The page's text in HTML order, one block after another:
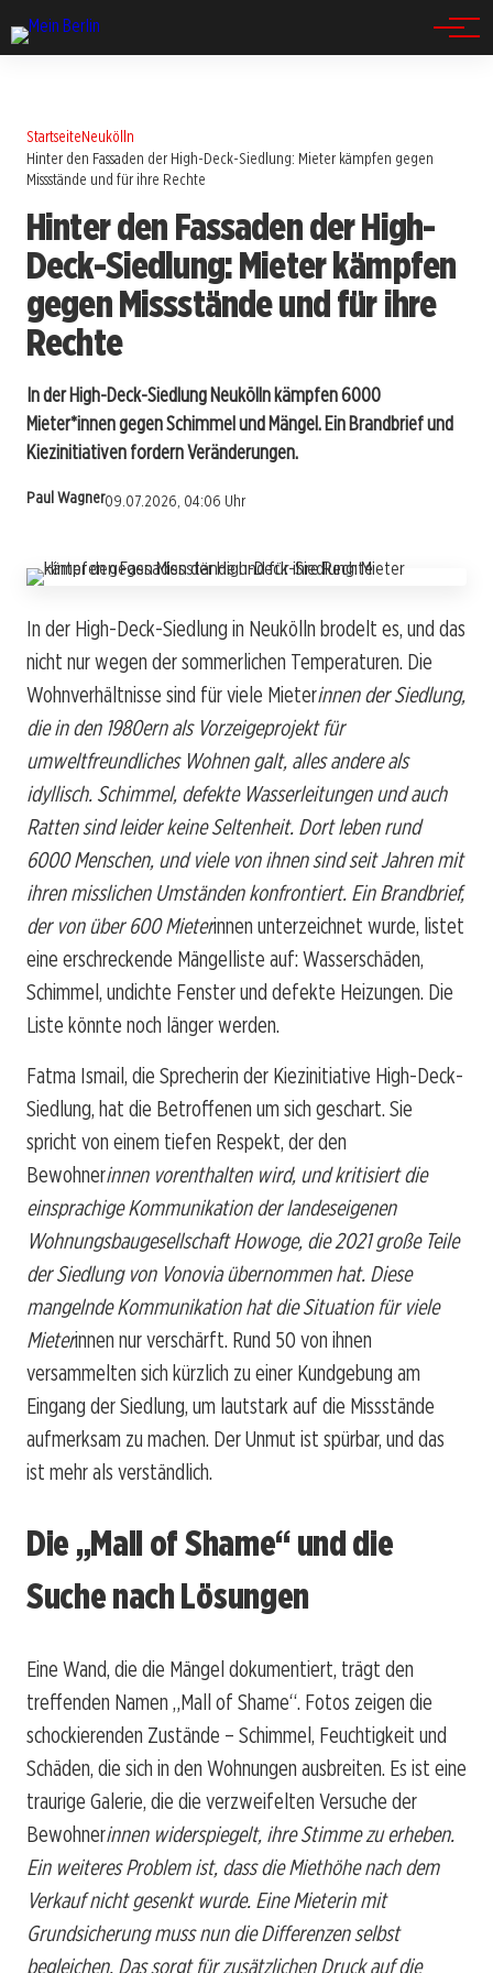
StartseiteNeukölln
Hinter den Fassaden der High-Deck-Siedlung: Mieter kämpfen gegen
Missstände und für ihre Rechte
Hinter den Fassaden der High-
Deck-Siedlung: Mieter kämpfen
gegen Missstände und für ihre
Rechte
In der High-Deck-Siedlung Neukölln kämpfen 6000
Mieter*innen gegen Schimmel und Mängel. Ein Brandbrief und
Kiezinitiativen fordern Veränderungen.
Paul Wagner09.07.2026, 04:06 Uhr
In der High-Deck-Siedlung in Neukölln brodelt es, und das
nicht nur wegen der sommerlichen Temperaturen. Die
Wohnverhältnisse sind für viele Mieterinnen der Siedlung,
die in den 1980ern als Vorzeigeprojekt für
umweltfreundliches Wohnen galt, alles andere als
idyllisch. Schimmel, defekte Wasserleitungen und auch
Ratten sind leider keine Seltenheit. Dort leben rund
6000 Menschen, und viele von ihnen sind seit Jahren mit
ihren misslichen Umständen konfrontiert. Ein Brandbrief,
der von über 600 Mieterinnen unterzeichnet wurde, listet
eine erschreckende Mängelliste auf: Wasserschäden,
Schimmel, undichte Fenster und defekte Heizungen. Die
Liste könnte noch länger werden.
Fatma Ismail, die Sprecherin der Kiezinitiative High-Deck-
Siedlung, hat die Betroffenen um sich geschart. Sie
spricht von einem tiefen Respekt, der den
Bewohnerinnen vorenthalten wird, und kritisiert die
einsprachige Kommunikation der landeseigenen
Wohnungsbaugesellschaft Howoge, die 2021 große Teile
der Siedlung von Vonovia übernommen hat. Diese
mangelnde Kommunikation hat die Situation für viele
Mieterinnen nur verschärft. Rund 50 von ihnen
versammelten sich kürzlich zu einer Kundgebung am
Eingang der Siedlung, um lautstark auf die Missstände
aufmerksam zu machen. Der Unmut ist spürbar, und das
ist mehr als verständlich.
Die „Mall of Shame“ und die
Suche nach Lösungen
Eine Wand, die die Mängel dokumentiert, trägt den
treffenden Namen „Mall of Shame“. Fotos zeigen die
schockierenden Zustände – Schimmel, Feuchtigkeit und
Schäden, die sich in den Wohnungen ausbreiten. Es ist eine
traurige Galerie, die die verzweifelten Versuche der
Bewohnerinnen widerspiegelt, ihre Stimme zu erheben.
Ein weiteres Problem ist, dass die Miethöhe nach dem
Verkauf nicht gesenkt wurde. Eine Mieterin mit
Grundsicherung muss nun die Differenzen selbst
begleichen. Das sorgt für zusätzlichen Druck auf die